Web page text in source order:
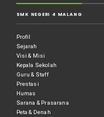
SMK NEGERI 4 MALANG
Profil
Sejarah
Visi & Misi
Kepala Sekolah
Guru & Staff
Prestasi
Humas
Sarana & Prasarana
Peta & Denah